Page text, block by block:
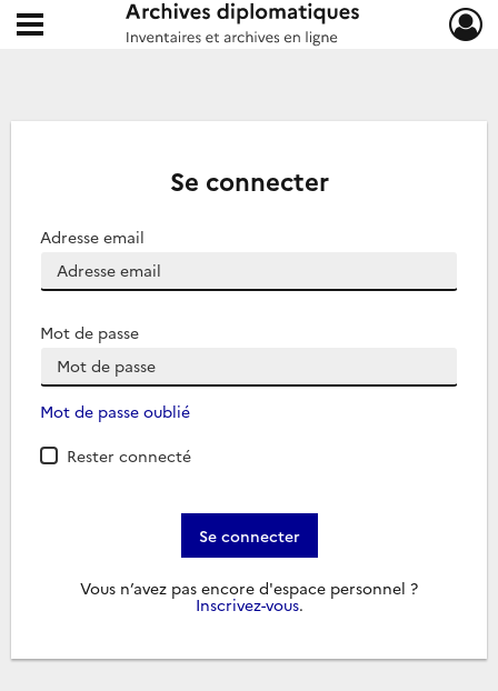
Archives diplomatiques
Ouvrir le menu déroulant
Se connecter
Adresse email
Mot de passe
Mot de passe oublié
Rester connecté
Se connecter
Vous n’avez pas encore d'espace personnel ?
Inscrivez-vous.